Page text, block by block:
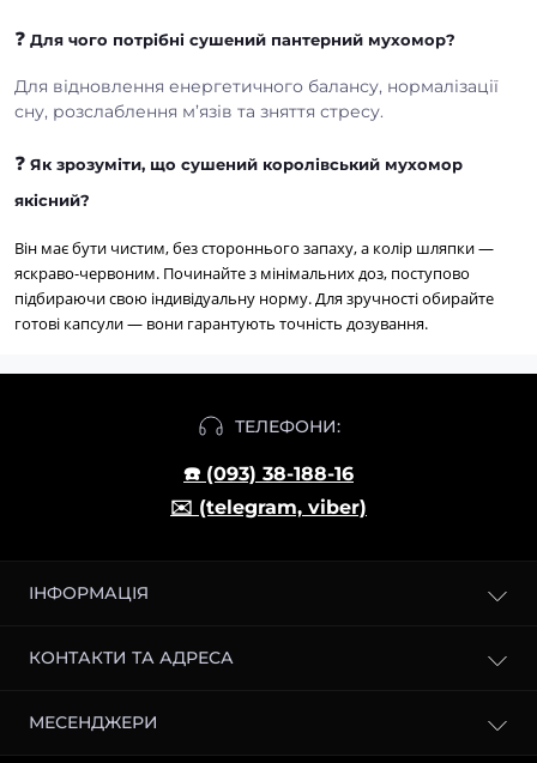
❓ Для чого потрібні сушений пантерний мухомор?
Для відновлення енергетичного балансу, нормалізації
сну, розслаблення м’язів та зняття стресу.
❓ Як зрозуміти, що сушений королівський мухомор
якісний?
Він має бути чистим, без стороннього запаху, а колір шляпки —
яскраво-червоним. Починайте з мінімальних доз, поступово
підбираючи свою індивідуальну норму. Для зручності обирайте
готові капсули — вони гарантують точність дозування.
ТЕЛЕФОНИ:
☎️ (093) 38-188-16
✉️ (telegram, viber)
ІНФОРМАЦІЯ
Доставка і оплата
Повернення товару
КОНТАКТИ ТА АДРЕСА
МЕСЕНДЖЕРИ